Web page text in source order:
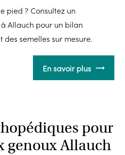
pied ? Consultez un
Allauch pour un bilan
semelles sur mesure.
En savoir plus
pour
genoux Allauch